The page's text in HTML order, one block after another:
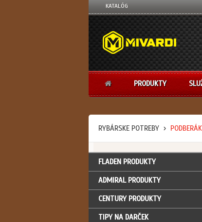
KATALÓG
PRODUKTY
RYBÁRSKE POTREBY
FLADEN PRODUKTY
ADMIRAL PRODUKTY
CENTURY PRODUKTY
TIPY NA DARČEK